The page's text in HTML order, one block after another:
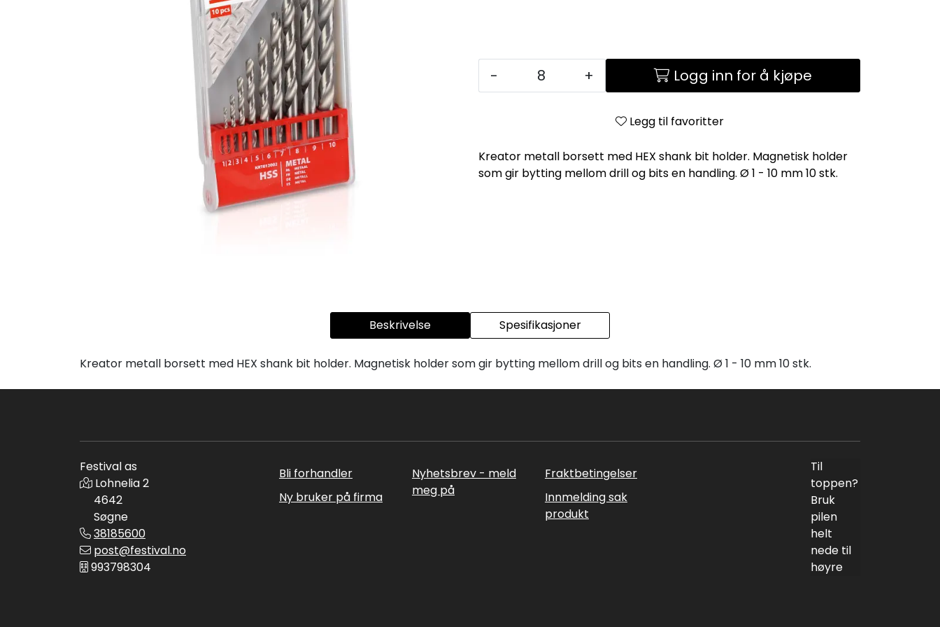
- + Logg inn for å kjøpe
Legg til favoritter
Kreator metall borsett med HEX shank bit holder. Magnetisk holder
som gir bytting mellom drill og bits en handling. Ø 1 - 10 mm 10 stk.
Beskrivelse Spesifikasjoner
Kreator metall borsett med HEX shank bit holder. Magnetisk holder som gir bytting mellom drill og bits en handling. Ø 1 - 10 mm 10 stk.
Festival as
Lohnelia 2
4642
Søgne
38185600
post@festival.no
993798304
Bli forhandler
Ny bruker på firma
Nyhetsbrev - meld
meg på
Fraktbetingelser
Innmelding sak
produkt
Til
toppen?
Bruk
pilen
helt
nede til
høyre